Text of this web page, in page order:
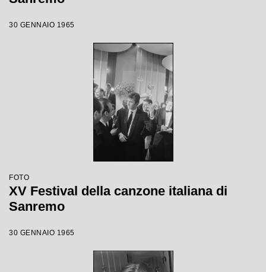
30 GENNAIO 1965
FOTO
XV Festival della canzone italiana di
Sanremo
30 GENNAIO 1965